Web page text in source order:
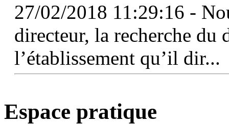
27/02/2018 11:29:16 -
directeur, la recherche du
l’établissement qu’il dir...
Espace pratique